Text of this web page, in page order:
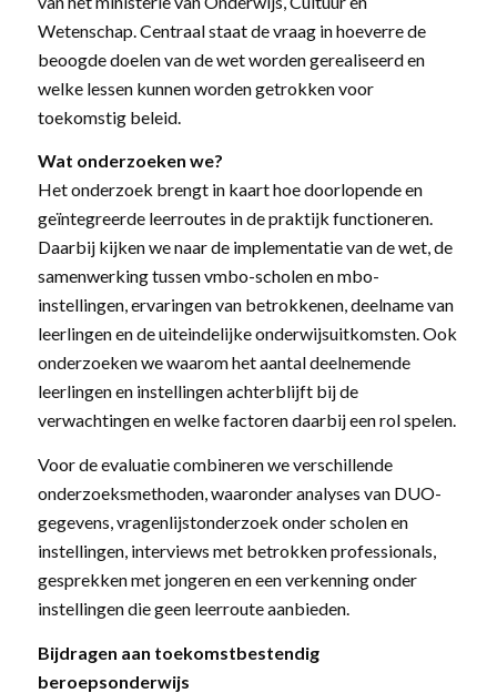
Wetenschap. Centraal staat de vraag in hoeverre de
beoogde doelen van de wet worden gerealiseerd en
welke lessen kunnen worden getrokken voor
toekomstig beleid.
Wat onderzoeken we?
Het onderzoek brengt in kaart hoe doorlopende en
geïntegreerde leerroutes in de praktijk functioneren.
Daarbij kijken we naar de implementatie van de wet, de
samenwerking tussen vmbo-scholen en mbo-
instellingen, ervaringen van betrokkenen, deelname van
leerlingen en de uiteindelijke onderwijsuitkomsten. Ook
onderzoeken we waarom het aantal deelnemende
leerlingen en instellingen achterblijft bij de
verwachtingen en welke factoren daarbij een rol spelen.
Voor de evaluatie combineren we verschillende
onderzoeksmethoden, waaronder analyses van DUO-
gegevens, vragenlijstonderzoek onder scholen en
instellingen, interviews met betrokken professionals,
gesprekken met jongeren en een verkenning onder
instellingen die geen leerroute aanbieden.
Bijdragen aan toekomstbestendig
beroepsonderwijs